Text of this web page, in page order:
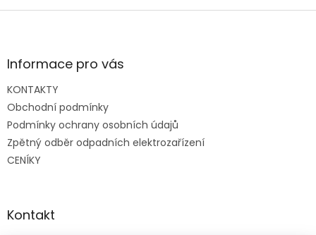
v
ý
p
v
Z
aInformace pro vás
KONTAKTY
Obchodní podmínky
Podmínky ochrany osobních údajů
Zpětný odběr odpadních elektrozařízení
CENÍKY
Kontakt